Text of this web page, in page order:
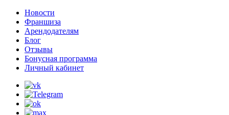
Новости
Франшиза
Арендодателям
Блог
Отзывы
Бонусная программа
Личный кабинет